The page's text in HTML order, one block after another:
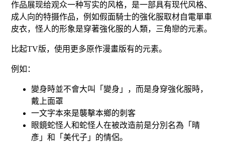
作品展现给观众一种写实的风格，是一部具有现代风格、
成人向的特摄作品，例如假面騎士的強化服取材自電單車
皮衣，怪人的形象是穿著強化服的人類，三角戀的元素。
比起TV版，使用更多原作漫畫版有的元素。
例如：
變身時並不會大叫「變身」，而是身穿強化服時，
戴上面罩
一文字本來是襲擊本鄉的刺客
眼鏡蛇怪人和蛇怪人在被改造前是分別名為「晴
彥」和「美代子」的情侶。